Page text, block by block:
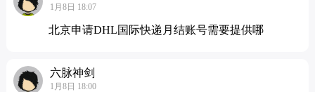
1月8日 18:07
北京申请DHL国际快递月结账号需要提供哪
六脉神剑
1月8日 18:00